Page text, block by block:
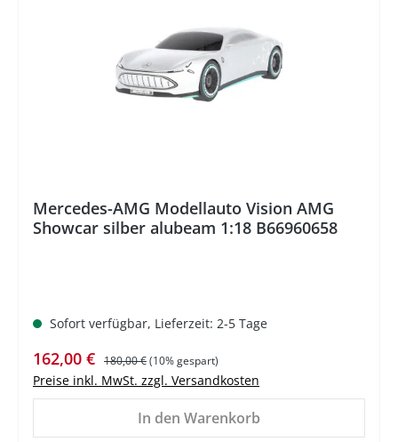
Mercedes-AMG Modellauto Vision AMG
Showcar silber alubeam 1:18 B66960658
Sofort verfügbar, Lieferzeit: 2-5 Tage
Verkaufspreis:
162,00 € Regulärer Preis:
180,00 €(10% gespart)
Preise inkl. MwSt. zzgl. Versandkosten
In den Warenkorb